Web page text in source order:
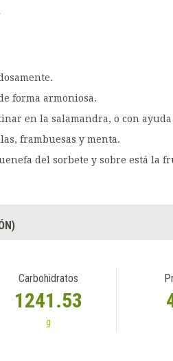
forma armoniosa.
en la salamandra, o con
frambuesas y menta.
del sorbete y sobre está la
Carbohidratos
1241.53
g